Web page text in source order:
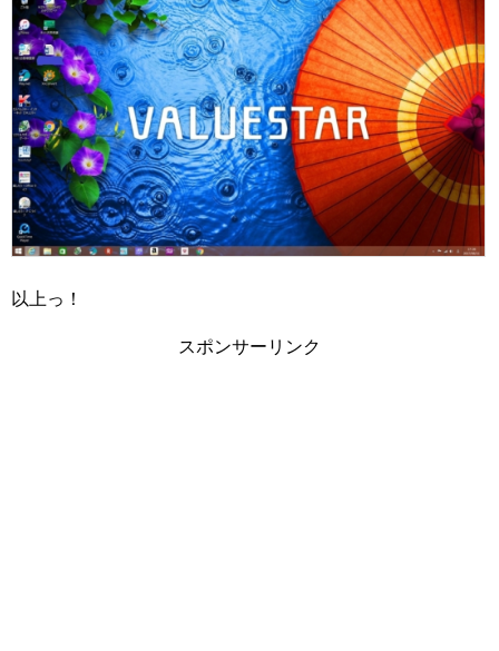
以上っ！
スポンサーリンク